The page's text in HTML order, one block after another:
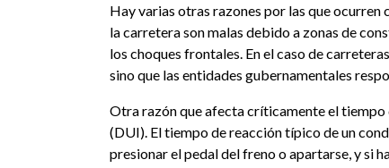
Hay varias otras razones por las que
la carretera son malas debido a zonas de
los choques frontales. En el caso de
sino que las entidades gubernamentales
Otra razón que afecta críticamente el
(DUI). El tiempo de reacción típico de un
presionar el pedal del freno o apartarse, y si